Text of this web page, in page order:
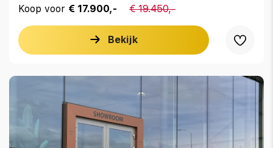
Koop voor € 17.900,- € 19.450,-
Bekijk